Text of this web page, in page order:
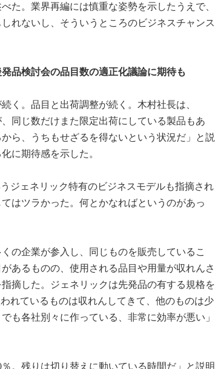
た。業界再編には慎重な姿勢を示したうえで、
れないし、そういうところのビジネスチャンス
品検討会の品目数の適正化議論に期待も
く。品目と出荷調整が続く。木村社長は、
同じ数だけまた限定出荷にしている製品もあ
ら、うちもせざるを得ないという状況だ」と説
に期待感を示した。
ジェネリック特有のビジネスモデルも指摘され
はツラかった。何とかなればというのがあっ
の企業が参入し、同じものを販売しているこ
あるものの、使用される品目や用量が収れんさ
摘した。ジェネリックは先発品の有する規格を
れているものは収れんしてきて、他のものは少
も各社別々に作っている、非常に効率が悪い」
。残りは切り替えに動いている時間だ」と説明